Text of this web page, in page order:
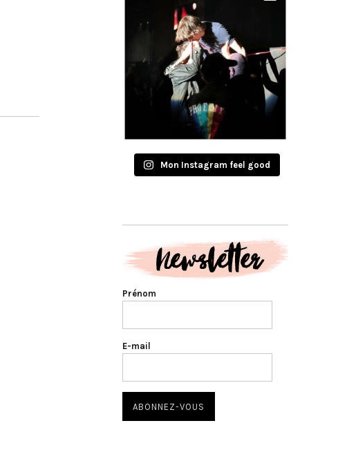
Mon Instagram feel good
Prénom
E-mail